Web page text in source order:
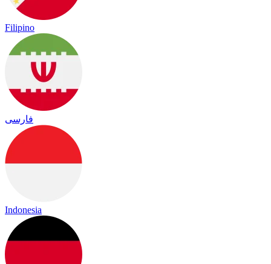
Filipino
فارسی
Indonesia